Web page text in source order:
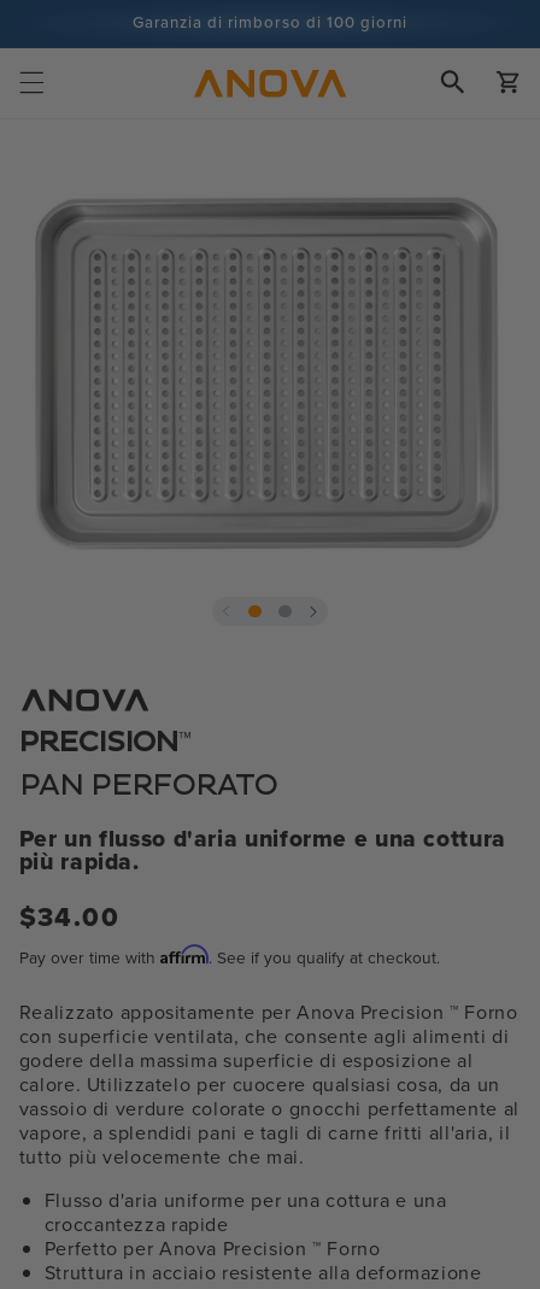
Garanzia di rimborso di 100 giorni
Più di 100 milioni di cuochi e in continuo aumento
Carrello
in
PRECISION™
PAN PERFORATO
Per un flusso d'aria uniforme e una cottura
più rapida.
Prezzo
$34.00
Pay over time with Affirm. See if you qualify at checkout.
Realizzato appositamente per Anova Precision ™ Forno
con superficie ventilata, che consente agli alimenti di
godere della massima superficie di esposizione al
calore. Utilizzatelo per cuocere qualsiasi cosa, da un
vassoio di verdure colorate o gnocchi perfettamente al
vapore, a splendidi pani e tagli di carne fritti all'aria, il
tutto più velocemente che mai.
Flusso d'aria uniforme per una cottura e una
croccantezza rapide
Perfetto per Anova Precision ™ Forno
Struttura in acciaio resistente alla deformazione